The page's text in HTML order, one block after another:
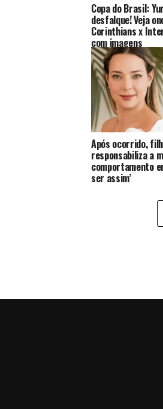
Copa do Brasil:
desfalque! Veja
Corinthians x
com imagens
Após ocorrido,
responsabiliza a
comportamento
ser assim’